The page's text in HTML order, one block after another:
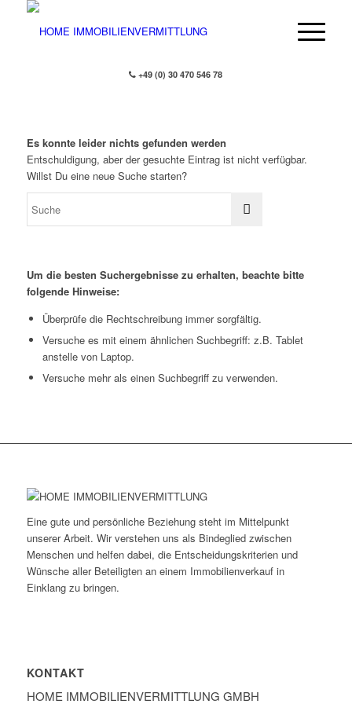
+49 (0) 30 470 546 78
Es konnte leider nichts gefunden werden
Entschuldigung, aber der gesuchte Eintrag ist nicht verfügbar.
Willst Du eine neue Suche starten?
Um die besten Suchergebnisse zu erhalten, beachte bitte
folgende Hinweise:
Überprüfe die Rechtschreibung immer sorgfältig.
Versuche es mit einem ähnlichen Suchbegriff: z.B. Tablet
anstelle von Laptop.
Versuche mehr als einen Suchbegriff zu verwenden.
Eine gute und persönliche Beziehung steht im Mittelpunkt
unserer Arbeit. Wir verstehen uns als Bindeglied zwischen
Menschen und helfen dabei, die Entscheidungskriterien und
Wünsche aller Beteiligten an einem Immobilienverkauf in
Einklang zu bringen.
KONTAKT
HOME IMMOBILIEN­VERMITTLUNG GMBH